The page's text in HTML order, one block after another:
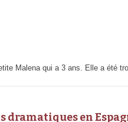
Malena qui a 3 ans. Elle a été
dramatiques en